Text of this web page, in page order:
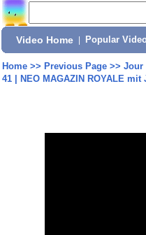
Video Home Popular
Home>> Previous Page>> Jour
41 | NEO MAGAZIN ROYALE